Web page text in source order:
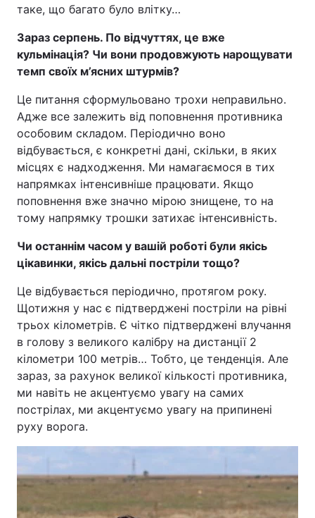
таке, що багато було влітку…
Зараз серпень. По відчуттях, це вже
кульмінація? Чи вони продовжують нарощувати
темп своїх м’ясних штурмів?
Це питання сформульовано трохи неправильно.
Адже все залежить від поповнення противника
особовим складом. Періодично воно
відбувається, є конкретні дані, скільки, в яких
місцях є надходження. Ми намагаємося в тих
напрямках інтенсивніше працювати. Якщо
поповнення вже значно мірою знищене, то на
тому напрямку трошки затихає інтенсивність.
Чи останнім часом у вашій роботі були якісь
цікавинки, якісь дальні постріли тощо?
Це відбувається періодично, протягом року.
Щотижня у нас є підтверджені постріли на рівні
трьох кілометрів. Є чітко підтверджені влучання
в голову з великого калібру на дистанції 2
кілометри 100 метрів… Тобто, це тенденція. Але
зараз, за рахунок великої кількості противника,
ми навіть не акцентуємо увагу на самих
пострілах, ми акцентуємо увагу на припинені
руху ворога.